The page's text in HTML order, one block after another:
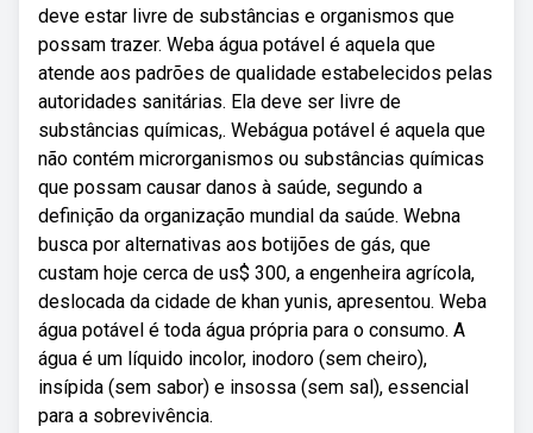
deve estar livre de substâncias e organismos que
possam trazer. Weba água potável é aquela que
atende aos padrões de qualidade estabelecidos pelas
autoridades sanitárias. Ela deve ser livre de
substâncias químicas,. Webágua potável é aquela que
não contém microrganismos ou substâncias químicas
que possam causar danos à saúde, segundo a
definição da organização mundial da saúde. Webna
busca por alternativas aos botijões de gás, que
custam hoje cerca de us$ 300, a engenheira agrícola,
deslocada da cidade de khan yunis, apresentou. Weba
água potável é toda água própria para o consumo. A
água é um líquido incolor, inodoro (sem cheiro),
insípida (sem sabor) e insossa (sem sal), essencial
para a sobrevivência.